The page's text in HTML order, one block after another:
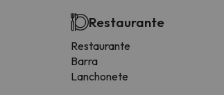
Restaurante
Restaurante
Barra
Lanchonete